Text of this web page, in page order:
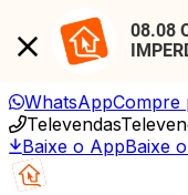
08.08
WhatsAppCompre
Televendas
Baixe o AppBaixe